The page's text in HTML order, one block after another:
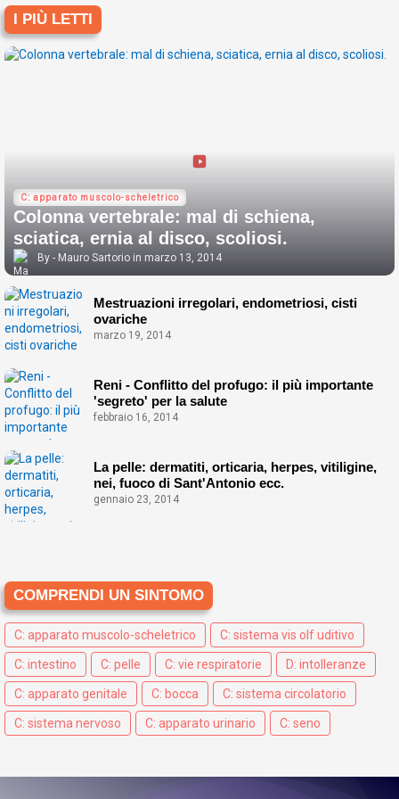
I PIÙ LETTI
C: apparato muscolo-scheletrico
Colonna vertebrale: mal di schiena,
sciatica, ernia al disco, scoliosi.
Mauro Sartorio marzo 13, 2014
Mestruazioni irregolari, endometriosi, cisti
ovariche
marzo 19, 2014
Reni - Conflitto del profugo: il più importante
'segreto' per la salute
febbraio 16, 2014
La pelle: dermatiti, orticaria, herpes, vitiligine,
nei, fuoco di Sant'Antonio ecc.
gennaio 23, 2014
COMPRENDI UN SINTOMO
C: apparato muscolo-scheletrico C: sistema vis olf uditivo
C: intestino C: pelle C: vie respiratorie D: intolleranze
C: apparato genitale C: bocca C: sistema circolatorio
C: sistema nervoso C: apparato urinario C: seno